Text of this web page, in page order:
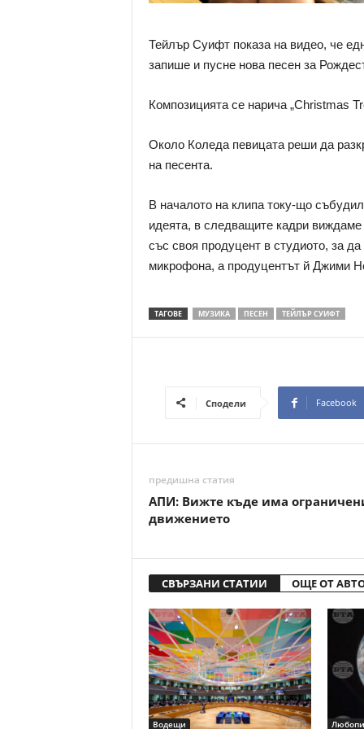
Тейлър Суифт показа на видео, че
запише и пусне нова песен за
Композицията се нарича „Christmas
Около Коледа певицата реши да
на песента.
В началото на клипа току-що
идеята, в следващите кадри виждаме
със своя продуцент в студиото, за
микрофона, а продуцентът й Джими
ТАГОВЕ МУЗИКА ПЕСЕН ТЕЙЛЪР СУИФТ
Сподели Facebook
предишна статия
АПИ: Вижте къде има
движението
СВЪРЗАНИ СТАТИИ ОЩЕ ОТ
Водещи